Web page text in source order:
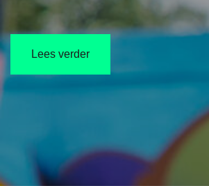
Lees verder